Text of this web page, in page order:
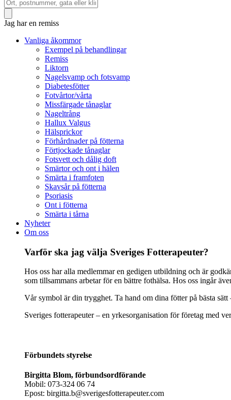
Jag har en remiss
Vanliga åkommor
Exempel på behandlingar
Remiss
Liktorn
Nagelsvamp och fotsvamp
Diabetesfötter
Fotvårtor/vårta
Missfärgade tånaglar
Nageltrång
Hallux Valgus
Hälsprickor
Förhårdnader på fötterna
Förtjockade tånaglar
Fotsvett och dålig doft
Smärtor och ont i hälen
Smärta i framfoten
Skavsår på fötterna
Psoriasis
Ont i fötterna
Smärta i tårna
Nyheter
Om oss
Varför ska jag välja Sveriges Fotterapeuter?
Hos oss har alla medlemmar en gedigen utbildning och är
som tillsammans arbetar för en bättre fothälsa. Hos oss ingår
Vår symbol är din trygghet. Ta hand om dina fötter på bästa
Sveriges fotterapeuter – en yrkesorganisation för företag med
Förbundets styrelse
Birgitta Blom, förbundsordförande
Mobil: 073-324 06 74
Epost: birgitta.b@sverigesfotterapeuter.com